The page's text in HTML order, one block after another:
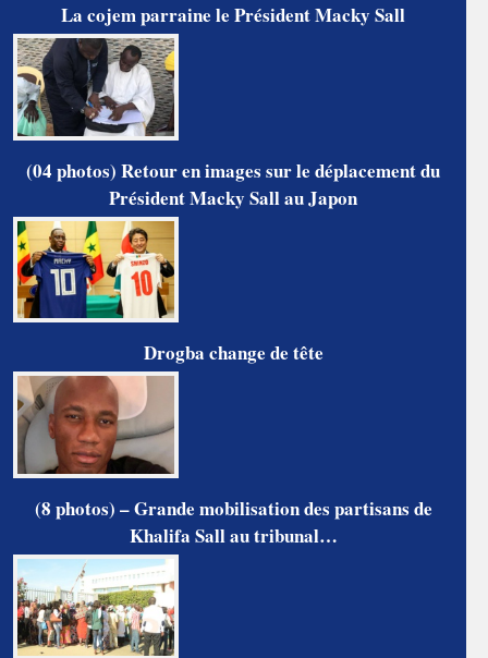
La cojem parraine le Président Macky Sall
(04 photos) Retour en images sur le déplacement du
Président Macky Sall au Japon
Drogba change de tête
(8 photos) – Grande mobilisation des partisans de
Khalifa Sall au tribunal…